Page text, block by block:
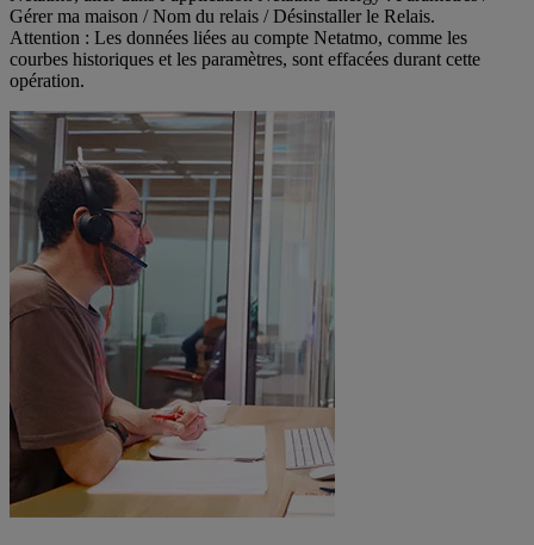
Gérer ma maison / Nom du relais / Désinstaller le Relais.
Attention : Les données liées au compte Netatmo, comme les
courbes historiques et les paramètres, sont effacées durant cette
opération.